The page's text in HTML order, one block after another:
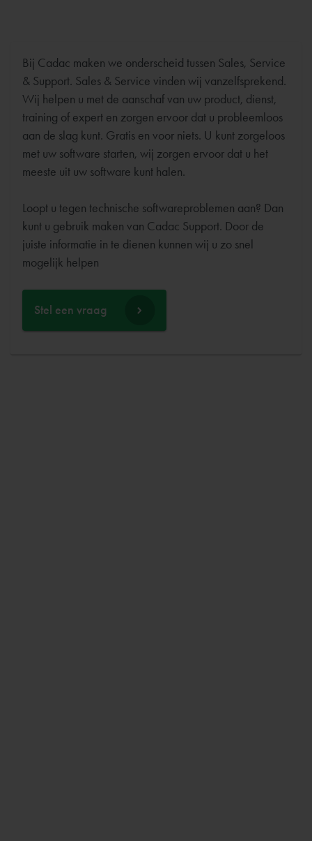
Bij Cadac maken we onderscheid tussen Sales, Service
& Support. Sales & Service vinden wij vanzelfsprekend.
Wij helpen u met de aanschaf van uw product, dienst,
training of expert en zorgen ervoor dat u probleemloos
aan de slag kunt. Gratis en voor niets. U kunt zorgeloos
met uw software starten, wij zorgen ervoor dat u het
meeste uit uw software kunt halen.
Loopt u tegen technische softwareproblemen aan? Dan
kunt u gebruik maken van Cadac Support. Door de
juiste informatie in te dienen kunnen wij u zo snel
Stel een vraag